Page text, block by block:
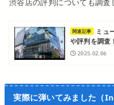
渋谷店の評判についても調査
関連記事
ミュ
や評判を調査
2025.02.06
実際に弾いてみました（